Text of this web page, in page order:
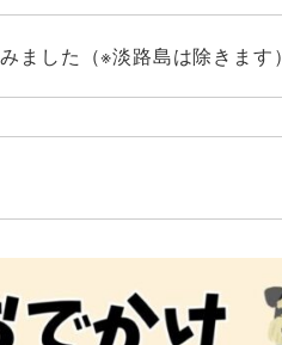
ました（※淡路島は除きます）